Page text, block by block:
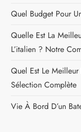
Quel Budget Pour
Quelle Est La
L’italien ? Notre
Quel Est Le
Sélection Complète
Vie À Bord D’un